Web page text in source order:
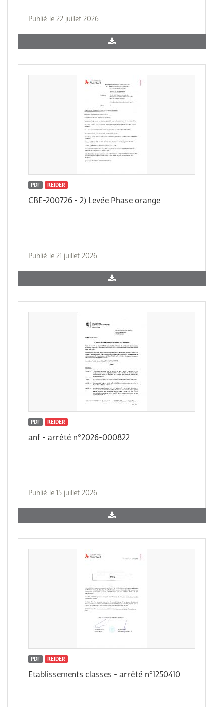
Publié le 22 juillet 2026
PDF REIDER
CBE-200726 - 2) Levée Phase orange
Publié le 21 juillet 2026
PDF REIDER
anf - arrêté n°2026-000822
Publié le 15 juillet 2026
PDF REIDER
Etablissements classes - arrêté n°1250410